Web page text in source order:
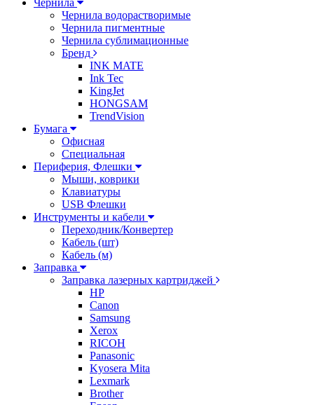
Чернила
Чернила водорастворимые
Чернила пигментные
Чернила сублимационные
Бренд
INK MATE
Ink Tec
KingJet
HONGSAM
TrendVision
Бумага
Офисная
Специальная
Периферия, Флешки
Мыши, коврики
Клавиатуры
USB Флешки
Инструменты и кабели
Переходник/Конвертер
Кабель (шт)
Кабель (м)
Заправка
Заправка лазерных картриджей
HP
Canon
Samsung
Xerox
RICOH
Panasonic
Kyosera Mita
Lexmark
Brother